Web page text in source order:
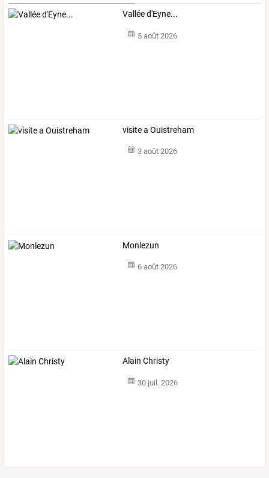
Vallée d'Eyne...
5 août 2026
visite a Ouistreham
3 août 2026
Monlezun
6 août 2026
Alain Christy
30 juil. 2026